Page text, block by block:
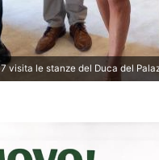
visita le stanze del Duca del